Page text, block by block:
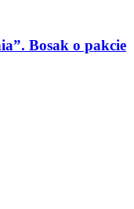
Bosak o pakcie